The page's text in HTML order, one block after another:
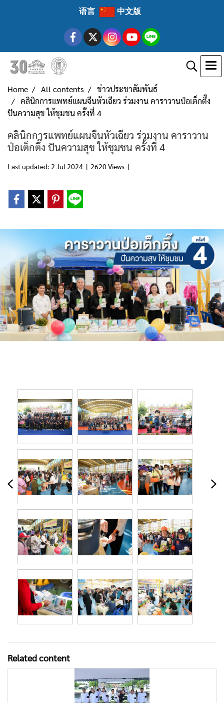
语言 中文版
Home All contents
ข่าวประชาสัมพันธ์
คลินิกการแพทย์แผนจีนหัวเฉียว ร่วมงาน คาราวานป่อเต็กตึ๊ง
ปันความสุข ให้ชุมชน ครั้งที่ 4
คลินิกการแพทย์แผนจีนหัวเฉียว ร่วมงาน คาราวาน
ป่อเต็กตึ๊ง ปันความสุข ให้ชุมชน ครั้งที่ 4
Last updated: 2 Jul 2024 | 2620 Views |
Related content